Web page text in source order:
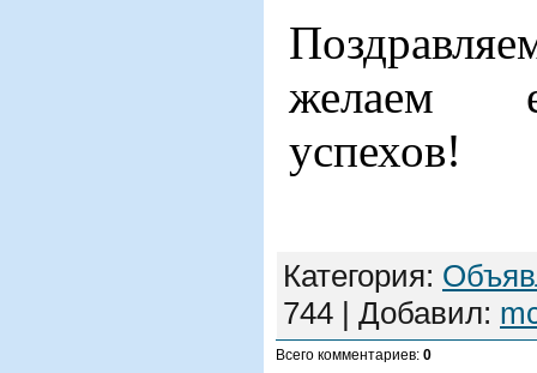
желаем
успехов!
Категория:
744 | Добавил:
Всего комментариев: 0